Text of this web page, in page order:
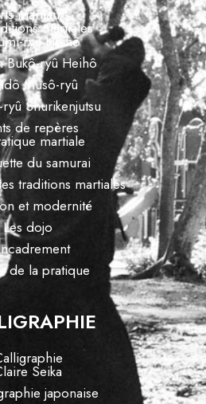
martiaux
martiales
ryû Heihô
Bukô-ryû Heihô
Musô-ryû
Shurikenjutsu
de repères
martiale
du samurai
traditions martiales
et modernité
Les dojo
de la pratique
Seika
japonaise